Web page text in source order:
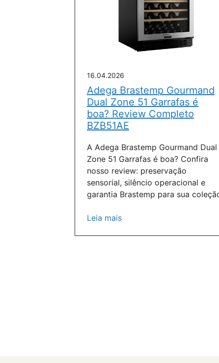
16.04.2026
Adega Brastemp Gourmand
Dual Zone 51 Garrafas é
boa? Review Completo
BZB51AE
A Adega Brastemp Gourmand Dual
Zone 51 Garrafas é boa? Confira
nosso review: preservação
sensorial, silêncio operacional e
garantia Brastemp para sua
Leia mais